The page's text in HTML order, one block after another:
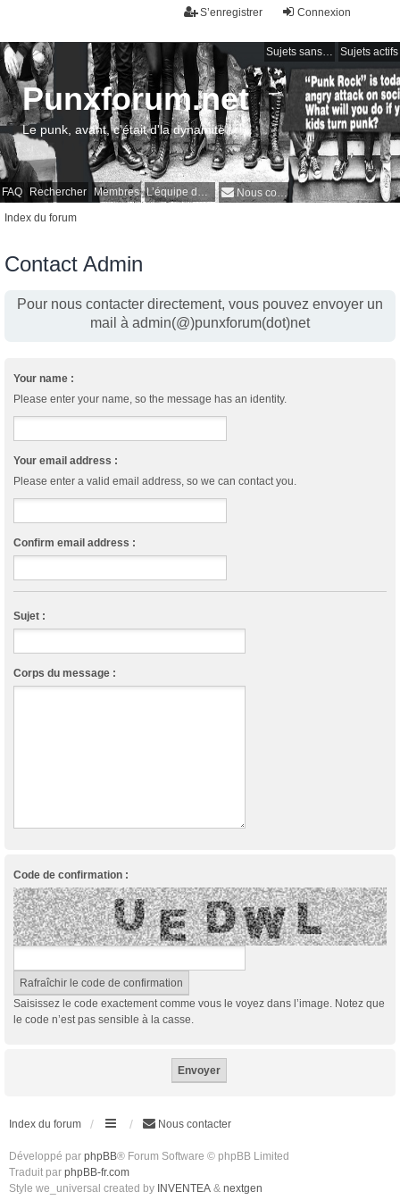
Connexion
S’enregistrer
Sujets sans réponse Sujets actifs
FAQ Rechercher Membres L’équipe du forum Nous contacter
Punxforum.net
Le punk, avant, c'était d'la dynamite !
Index du forum
Contact Admin
Pour nous contacter directement, vous pouvez envoyer un
mail à admin(@)punxforum(dot)net
Your name :
Please enter your name, so the message has an identity.
Your email address :
Please enter a valid email address, so we can contact you.
Confirm email address :
Sujet :
Corps du message :
Code de confirmation :
Saisissez le code exactement comme vous le voyez dans l’image. Notez que
le code n’est pas sensible à la casse.
Index du forum Nous contacter
Développé par phpBB® Forum Software © phpBB Limited
Traduit par phpBB-fr.com
Style we_universal created by INVENTEA & nextgen